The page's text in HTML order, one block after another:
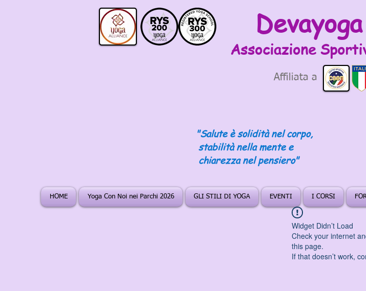
Associazione
Affiliata a
"Salute è solidità nel corpo,
stabilità nella mente e
chiarezza nel pensiero"
HOME Yoga Con Noi nei Parchi 2026 GLI STILI DI YOGA EVENTI I CORSI
Widget Didn’t Load
Check your internet
this page.
If that doesn’t work,